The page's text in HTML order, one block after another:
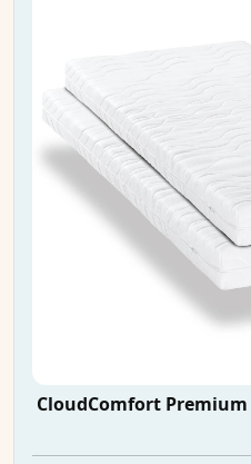
CloudComfort Premium